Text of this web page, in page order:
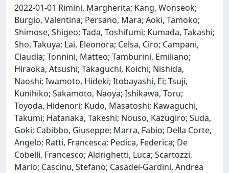
2022-01-01 Rimini, Margherita; Kang, Wonseok;
Burgio, Valentina; Persano, Mara; Aoki, Tamoko;
Shimose, Shigeo; Tada, Toshifumi; Kumada, Takashi;
Sho, Takuya; Lai, Eleonora; Celsa, Ciro; Campani,
Claudia; Tonnini, Matteo; Tamburini, Emiliano;
Hiraoka, Atsushi; Takaguchi, Koichi; Nishida,
Naoshi; Iwamoto, Hideki; Itobayashi, Ei; Tsuji,
Kunihiko; Sakamoto, Naoya; Ishikawa, Toru;
Toyoda, Hidenori; Kudo, Masatoshi; Kawaguchi,
Takumi; Hatanaka, Takeshi; Nouso, Kazugiro; Suda,
Goki; Cabibbo, Giuseppe; Marra, Fabio; Della Corte,
Angelo; Ratti, Francesca; Pedica, Federica; De
Cobelli, Francesco; Aldrighetti, Luca; Scartozzi,
Mario; Cascinu, Stefano; Casadei-Gardini, Andrea